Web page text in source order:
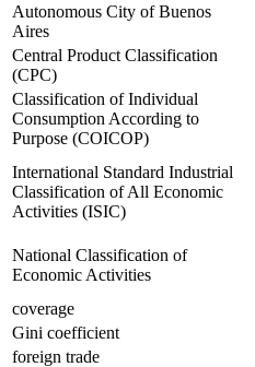
Autonomous City of Buenos
Aires
Central Product Classification
(CPC)
Classification of Individual
Consumption According to
Purpose (COICOP)
International Standard Industrial
Classification of All Economic
Activities (ISIC)
National Classification of
Economic Activities
coverage
Gini coefficient
foreign trade